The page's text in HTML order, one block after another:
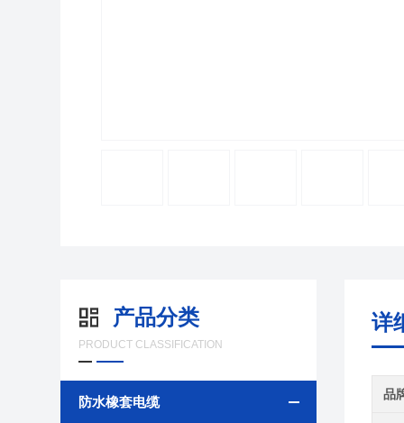
产品分类
PRODUCT CLASSIFICATION
防水橡套电缆
详
品